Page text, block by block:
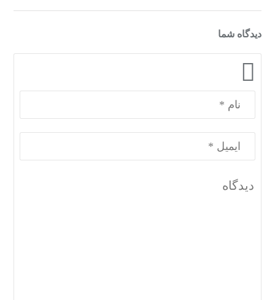
دیدگاه شما